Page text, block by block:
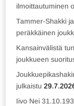
ilmoittautuminen
Tammer-Shakki
peräkkäinen
Kansainvälistä
joukkueen
julkaistu
Iivo Nei